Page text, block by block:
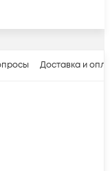
Доставка и